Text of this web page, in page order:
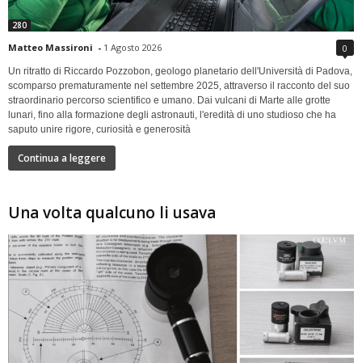
280
Matteo Massironi - 1 Agosto 2026 0
Un ritratto di Riccardo Pozzobon, geologo planetario dell'Università di Padova,
scomparso prematuramente nel settembre 2025, attraverso il racconto del suo
straordinario percorso scientifico e umano. Dai vulcani di Marte alle grotte
lunari, fino alla formazione degli astronauti, l'eredità di uno studioso che ha
saputo unire rigore, curiosità e generosità
Continua a leggere
Una volta qualcuno li usava